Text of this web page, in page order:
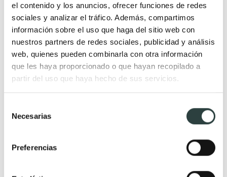
el contenido y los anuncios, ofrecer funciones de redes
sociales y analizar el tráfico. Además, compartimos
información sobre el uso que haga del sitio web con
nuestros partners de redes sociales, publicidad y análisis
web, quienes pueden combinarla con otra información
que les haya proporcionado o que hayan recopilado a
partir del uso que haya hecho de sus servicios.
Necesarias
Preferencias
Muebles de baño vintage y
neoclásicos
Mueble de baño de madera
Muebles de baño Salgar
Muebles de baño fondo
suspendidos
económicos
Lavabos pequeños
Lavabos a medida
Lavabos pedestal
Lavabos encastrados
Lavabos suspendidos